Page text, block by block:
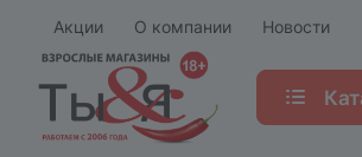
Акции О компании Новости